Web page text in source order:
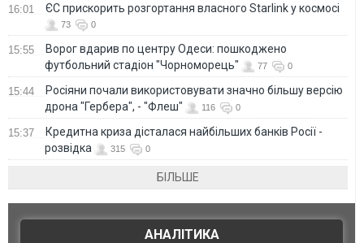
16:01 ЄС прискорить розгортання власного Starlink у космосі
73 0
15:55
Ворог вдарив по центру Одеси: пошкоджено
футбольний стадіон "Чорноморець"
77 0
15:44
Росіяни почали використовувати значно більшу версію
дрона "Гербера", - "Флеш"
116 0
15:37
Кредитна криза дісталася найбільших банків Росії -
розвідка
315 0
БІЛЬШЕ
АНАЛІТИКА